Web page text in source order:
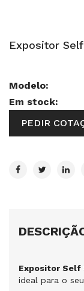
Expositor
Modelo:
Em stock:
PEDIR
Expositor Self
ideal para o